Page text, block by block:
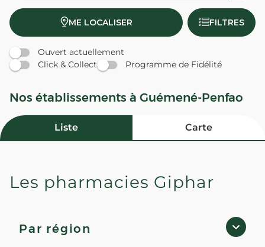
ME LOCALISER FILTRES
Ouvert actuellement
Click & Collect
Programme de Fidélité
Nos établissements à Guémené-Penfao
Liste Carte
PHARMACIE DES 3 RIVIERES -
Ouvert
Les pharmacies Giphar
Par région